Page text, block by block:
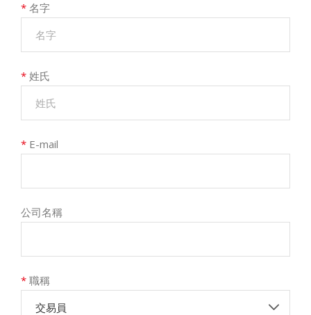
* 名字
* 姓氏
* E-mail
公司名稱
* 職稱
交易員